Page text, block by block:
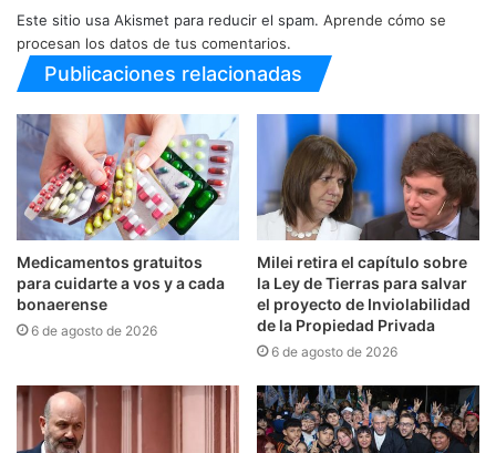
Este sitio usa Akismet para reducir el spam. Aprende cómo se
procesan los datos de tus comentarios.
Publicaciones relacionadas
Medicamentos gratuitos
para cuidarte a vos y a cada
bonaerense
6 de agosto de 2026
Milei retira el capítulo sobre
la Ley de Tierras para salvar
el proyecto de Inviolabilidad
de la Propiedad Privada
6 de agosto de 2026